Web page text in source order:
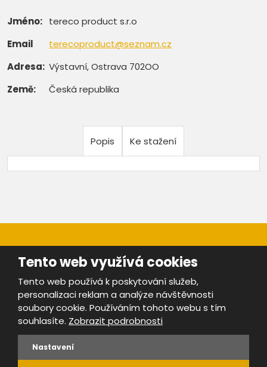
Jméno: tereco product s.r.o
Email
terecoproduct@seznam.cz
Adresa: Výstavní, Ostrava 702OO
Země:
Česká republika
Popis Ke stažení
Provozovatel portálu ŠROTY.cz je
Mapa stránek |Bezpečnost a ochrana osobních údajů
Podmínky použití
Tento web využívá cookies
Tento web používá k poskytování služeb,
personalizaci reklam a analýze návštěvnosti
soubory cookie. Používáním tohoto webu s tím
souhlasíte. Zobrazit podrobnosti
Nastavení